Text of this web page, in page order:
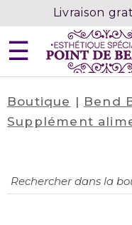
Livraison
☰
Boutique | Bend
Supplément
Accueil
Contact